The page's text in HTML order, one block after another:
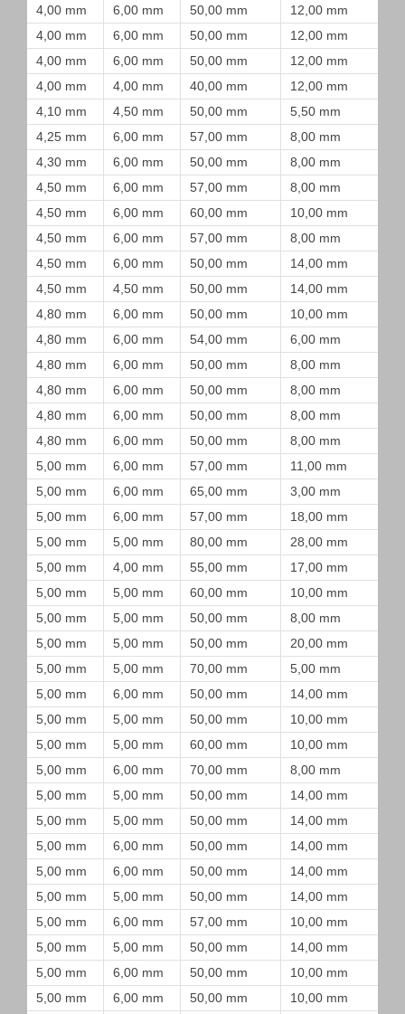
4,00 mm
6,00 mm 50,00 mm
12,00 mm
4,00 mm
6,00 mm 50,00 mm
12,00 mm
4,00 mm
6,00 mm 50,00 mm
12,00 mm
4,00 mm
4,00 mm 40,00 mm
12,00 mm
4,10 mm
4,50 mm 50,00 mm
5,50 mm
4,25 mm
6,00 mm 57,00 mm
8,00 mm
4,30 mm
6,00 mm 50,00 mm
8,00 mm
4,50 mm
6,00 mm 57,00 mm
8,00 mm
4,50 mm
6,00 mm 60,00 mm
10,00 mm
4,50 mm
6,00 mm 57,00 mm
8,00 mm
4,50 mm
6,00 mm 50,00 mm
14,00 mm
4,50 mm
4,50 mm 50,00 mm
14,00 mm
4,80 mm
6,00 mm 50,00 mm
10,00 mm
4,80 mm
6,00 mm 54,00 mm
6,00 mm
4,80 mm
6,00 mm 50,00 mm
8,00 mm
4,80 mm
6,00 mm 50,00 mm
8,00 mm
4,80 mm
6,00 mm 50,00 mm
8,00 mm
4,80 mm
6,00 mm 50,00 mm
8,00 mm
5,00 mm
6,00 mm 57,00 mm
11,00 mm
5,00 mm
6,00 mm 65,00 mm
3,00 mm
5,00 mm
6,00 mm 57,00 mm
18,00 mm
5,00 mm
5,00 mm 80,00 mm
28,00 mm
5,00 mm
4,00 mm 55,00 mm
17,00 mm
5,00 mm
5,00 mm 60,00 mm
10,00 mm
5,00 mm
5,00 mm 50,00 mm
8,00 mm
5,00 mm
5,00 mm 50,00 mm
20,00 mm
5,00 mm
5,00 mm 70,00 mm
5,00 mm
5,00 mm
6,00 mm 50,00 mm
14,00 mm
5,00 mm
5,00 mm 50,00 mm
10,00 mm
5,00 mm
5,00 mm 60,00 mm
10,00 mm
5,00 mm
6,00 mm 70,00 mm
8,00 mm
5,00 mm
5,00 mm 50,00 mm
14,00 mm
5,00 mm
5,00 mm 50,00 mm
14,00 mm
5,00 mm
6,00 mm 50,00 mm
14,00 mm
5,00 mm
6,00 mm 50,00 mm
14,00 mm
5,00 mm
5,00 mm 50,00 mm
14,00 mm
5,00 mm
6,00 mm 57,00 mm
10,00 mm
5,00 mm
5,00 mm 50,00 mm
14,00 mm
5,00 mm
6,00 mm 50,00 mm
10,00 mm
5,00 mm
6,00 mm 50,00 mm
10,00 mm